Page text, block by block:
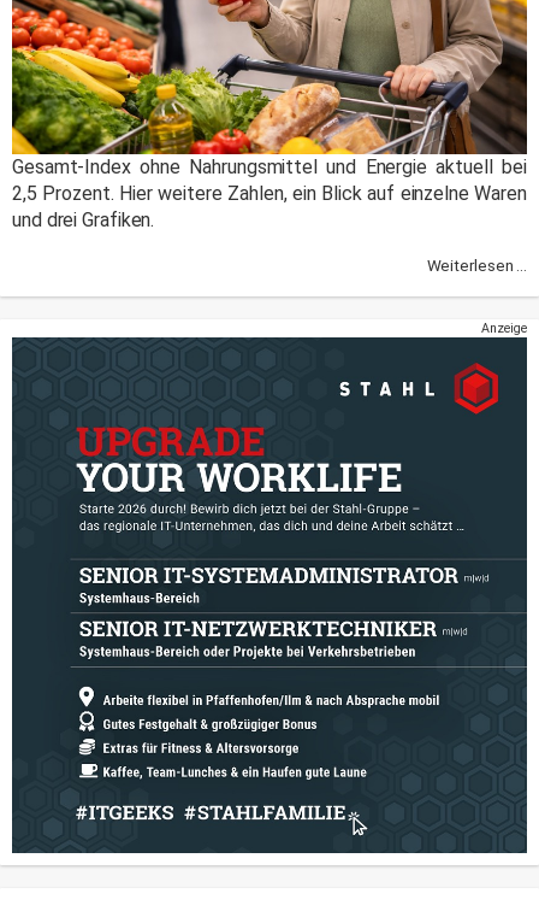
Gesamt-Index ohne Nahrungsmittel und Energie aktuell bei
2,5 Prozent. Hier weitere Zahlen, ein Blick auf einzelne Waren
und drei Grafiken.
Weiterlesen ...
Anzeige